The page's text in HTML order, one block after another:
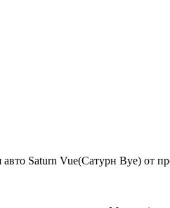
Saturn Vue(Сатурн Вуе) от